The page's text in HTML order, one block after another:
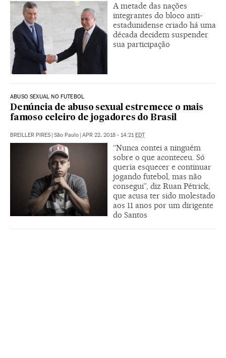
A metade das nações
integrantes do bloco anti-
estadunidense criado há uma
década decidem suspender
sua participação
ABUSO SEXUAL NO FUTEBOL
Denúncia de abuso sexual estremece o mais
famoso celeiro de jogadores do Brasil
BREILLER PIRES | São Paulo | APR 22, 2018 - 14:21EDT
“Nunca contei a ninguém
sobre o que aconteceu. Só
queria esquecer e continuar
jogando futebol, mas não
consegui”, diz Ruan Pétrick,
que acusa ter sido molestado
aos 11 anos por um dirigente
do Santos